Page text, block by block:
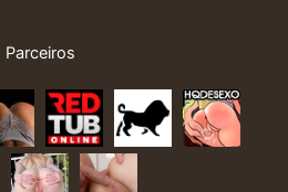
Parceiros